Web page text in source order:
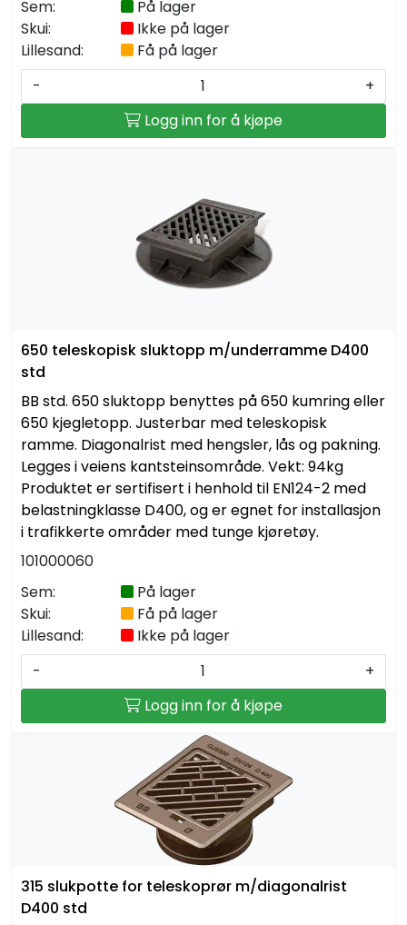
Sem:
På lager
Skui:
Ikke på lager
Lillesand:
Få på lager
-
+
Logg inn for å kjøpe
650 teleskopisk sluktopp m/underramme D400
std
BB std. 650 sluktopp benyttes på 650 kumring eller
650 kjegletopp. Justerbar med teleskopisk
ramme. Diagonalrist med hengsler, lås og pakning.
Legges i veiens kantsteinsområde. Vekt: 94kg
Produktet er sertifisert i henhold til EN124-2 med
belastningklasse D400, og er egnet for installasjon
i trafikkerte områder med tunge kjøretøy.
101000060
Sem:
På lager
Skui:
Få på lager
Lillesand:
Ikke på lager
-
+
Logg inn for å kjøpe
315 slukpotte for teleskoprør m/diagonalrist
D400 std